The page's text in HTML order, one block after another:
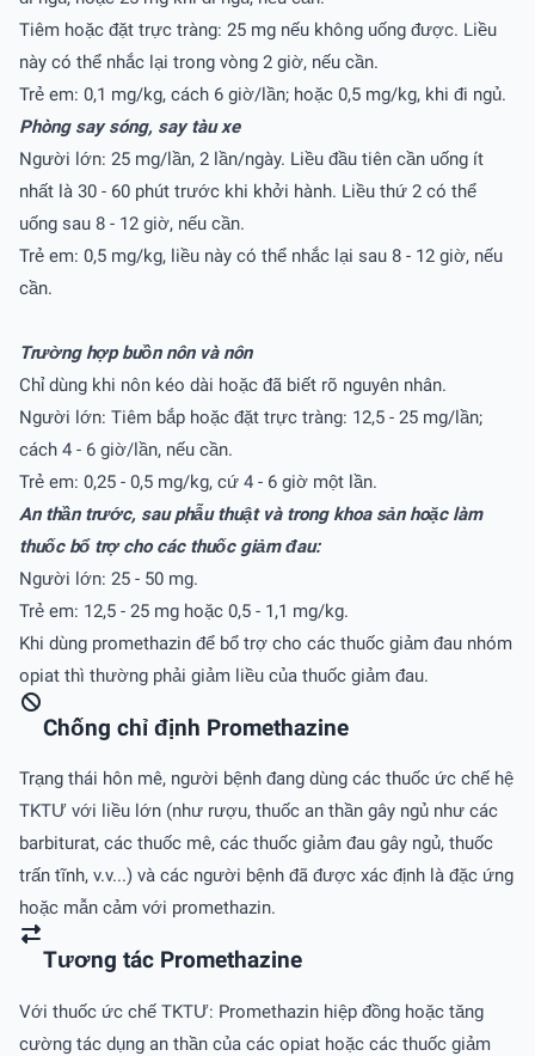
Tiêm hoặc đặt trực tràng: 25 mg nếu không uống được. Liều
này có thể nhắc lại trong vòng 2 giờ, nếu cần.
Trẻ em: 0,1 mg/kg, cách 6 giờ/lần; hoặc 0,5 mg/kg, khi đi ngủ.
Phòng say sóng, say tàu xe
Người lớn: 25 mg/lần, 2 lần/ngày. Liều đầu tiên cần uống ít
nhất là 30 - 60 phút trước khi khởi hành. Liều thứ 2 có thể
uống sau 8 - 12 giờ, nếu cần.
Trẻ em: 0,5 mg/kg, liều này có thể nhắc lại sau 8 - 12 giờ, nếu
cần.
Trường hợp buồn nôn và nôn
Chỉ dùng khi nôn kéo dài hoặc đã biết rõ nguyên nhân.
Người lớn: Tiêm bắp hoặc đặt trực tràng: 12,5 - 25 mg/lần;
cách 4 - 6 giờ/lần, nếu cần.
Trẻ em: 0,25 - 0,5 mg/kg, cứ 4 - 6 giờ một lần.
An thần trước, sau phẫu thuật và trong khoa sản hoặc làm
thuốc bổ trợ cho các thuốc giảm đau:
Người lớn: 25 - 50 mg.
Trẻ em: 12,5 - 25 mg hoặc 0,5 - 1,1 mg/kg.
Khi dùng promethazin để bổ trợ cho các thuốc giảm đau nhóm
opiat thì thường phải giảm liều của thuốc giảm đau.
Chống chỉ định Promethazine
Trạng thái hôn mê, người bệnh đang dùng các thuốc ức chế hệ
TKTƯ với liều lớn (như rượu, thuốc an thần gây ngủ như các
barbiturat, các thuốc mê, các thuốc giảm đau gây ngủ, thuốc
trấn tĩnh, v.v...) và các người bệnh đã được xác định là đặc ứng
hoặc mẫn cảm với promethazin.
Tương tác Promethazine
Với thuốc ức chế TKTƯ: Promethazin hiệp đồng hoặc tăng
cường tác dụng an thần của các opiat hoặc các thuốc giảm